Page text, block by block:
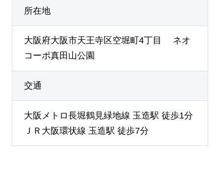
所在地
大阪府大阪市天王寺区空堀町4丁目 ネオ
コーポ真田山公園
交通
大阪メトロ長堀鶴見緑地線 玉造駅 徒歩1分
ＪＲ大阪環状線 玉造駅 徒歩7分